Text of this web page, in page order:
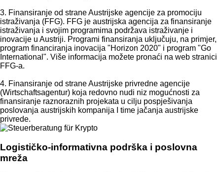
3. Finansiranje od strane Austrijske agencije za promociju
istraživanja (FFG). FFG je austrijska agencija za finansiranje
istraživanja i svojim programima podržava istraživanje i
inovacije u Austriji. Programi finansiranja uključuju, na primjer,
program financiranja inovacija "Horizon 2020" i program "Go
International". Više informacija možete pronaći na web stranici
FFG-a.
4. Finansiranje od strane Austrijske privredne agencije
(Wirtschaftsagentur) koja redovno nudi niz mogućnosti za
finansiranje raznoraznih projekata u cilju pospješivanja
poslovanja austrijskih kompanija I time jačanja austrijske
privrede.
Logističko-informativna podrška i poslovna
mreža